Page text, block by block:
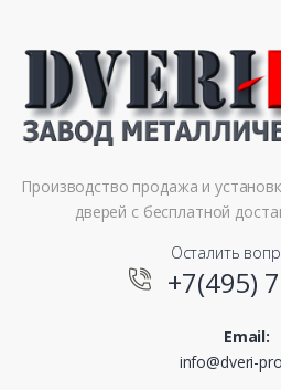
Производство продажа и
дверей с бесплатной
Осталить
+7(495)
Email:
info@dveri-